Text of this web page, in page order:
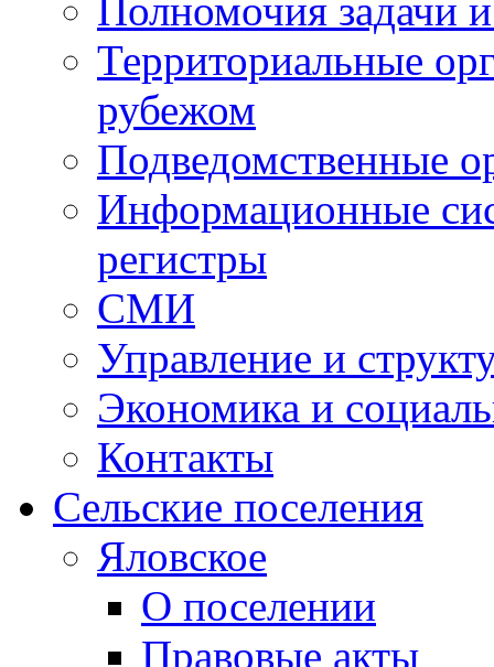
Полномочия задачи
Территориальные
рубежом
Подведомственные
Информационные
регистры
СМИ
Управление и
Экономика и
Контакты
Сельские поселения
Яловское
О поселении
Правовые акты